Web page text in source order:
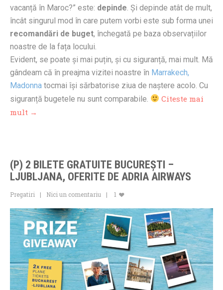
vacanță în Maroc?” este: depinde . Și depinde atât de mult,
încât singurul mod în care putem vorbi este sub forma unei
recomandări de buget, închegată pe baza observațiilor
noastre de la fața locului.
Evident, se poate și mai puțin, și cu siguranță, mai mult. Mă
gândeam că în preajma vizitei noastre în Marrakech,
Madonna tocmai își sărbatorise ziua de naștere acolo. Cu
siguranță bugetele nu sunt comparabile.
Citeste mai
mult →
(P) 2 BILETE GRATUITE BUCUREȘTI –
LJUBLJANA, OFERITE DE ADRIA AIRWAYS
Pregatiri Nici un comentariu 1